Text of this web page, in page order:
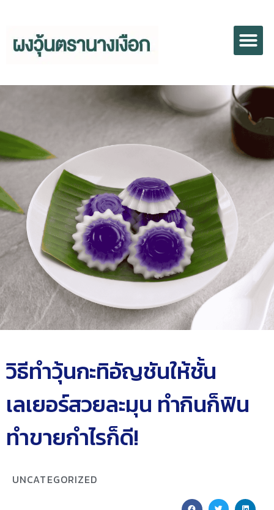
วิธีทำวุ้นกะทิอัญชันให้ชั้น
เลเยอร์สวยละมุน ทำกินก็ฟิน
ทำขายกำไรก็ดี!
UNCATEGORIZED